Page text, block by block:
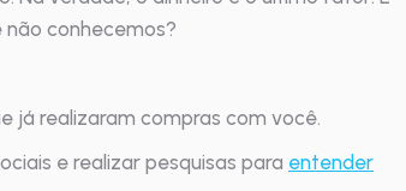
não conhecemos?
já realizaram compras com você.
e realizar pesquisas para entender